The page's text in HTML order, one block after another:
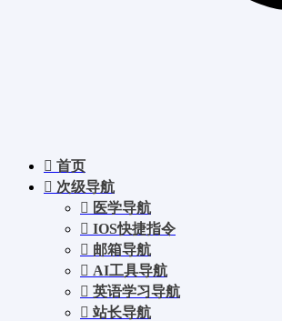
首页
次级导航
医学导航
IOS快捷指令
邮箱导航
AI工具导航
英语学习导航
站长导航